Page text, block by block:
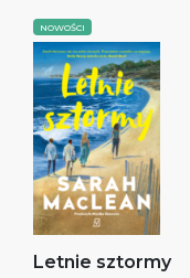
NOWOŚCI
Letnie sztormy